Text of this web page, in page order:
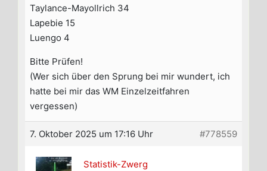
Taylance-Mayollrich 34
Lapebie 15
Luengo 4
Bitte Prüfen!
(Wer sich über den Sprung bei mir wundert, ich
hatte bei mir das WM Einzelzeitfahren
vergessen)
7. Oktober 2025 um 17:16 Uhr #778559
Statistik-Zwerg